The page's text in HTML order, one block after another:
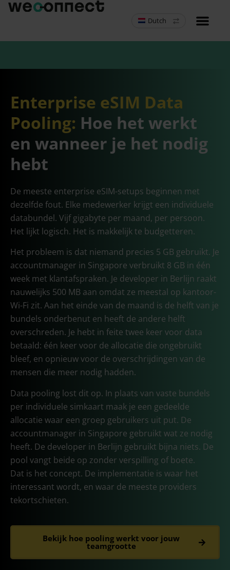
Dutch
Enterprise eSIM Data
Pooling: Hoe het werkt
en wanneer je het nodig
hebt
De meeste enterprise eSIM-setups beginnen met
dezelfde fout. Elke medewerker krijgt een individuele
databundel. Vijf gigabyte per maand, per persoon.
Het lijkt logisch. Het is makkelijk te budgetteren.
Het probleem is dat niemand precies 5 GB gebruikt. Je
accountmanager in Singapore verbruikt 8 GB in één
week met klantafspraken. Je developer in Berlijn raakt
nauwelijks 500 MB aan omdat ze meestal op kantoor-
Wi-Fi zit. Aan het einde van de maand is de helft van je
bundels onderbenut en heeft de andere helft
overschreden. Je hebt in feite twee keer voor data
betaald: één keer voor de allocatie die ongebruikt
bleef, en opnieuw voor de overschrijdingen van de
mensen die meer nodig hadden.
Data pooling lost dit op. In plaats van vaste bundels
per individuele simkaart maak je een gedeelde
allocatie waar een groep gebruikers uit put. De
accountmanager in Singapore gebruikt wat ze nodig
heeft. De developer in Berlijn gebruikt bijna niets. De
pool vangt beide op zonder verspilling of boete.
Dat is het concept. De implementatie is waar het
interessant wordt, en waar de meeste providers
tekortschieten.
Bekijk hoe pooling werkt voor jouw
teamgrootte